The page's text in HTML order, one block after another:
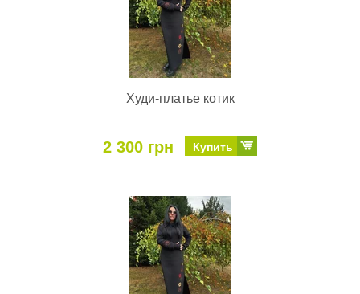
Худи-платье котик
2 300 грн Купить